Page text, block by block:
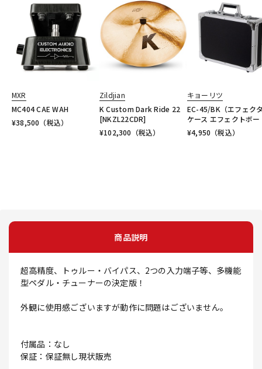
MXR
MC404 CAE WAH
¥38,500 （税込）
Zildjian
K Custom Dark Ride 22
[NKZL22CDR]
¥102,300 （税込）
キョーリツ
EC-45/BK（エフェク
ケース エフェクトボー
¥4,950 （税込）
商品説明
超高精度、トゥルー・バイパス、2つの入力端子等、多機能
型ペダル・チューナーの決定版！
外観に使用感ございますが動作に問題はございません。
付属品：なし
保証：保証無し現状販売